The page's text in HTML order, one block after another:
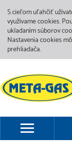
S cieľom uľahčiť
využívame cookies.
ukladaním súborov
Nastavenia cookies
prehliadača.